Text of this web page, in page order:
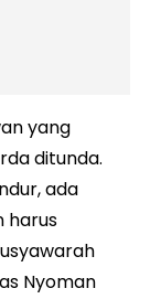
yang
ditunda.
ada
harus
Nyoman